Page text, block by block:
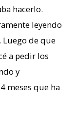
hacerlo.
leyendo
Luego de que
a pedir los
y
meses que ha